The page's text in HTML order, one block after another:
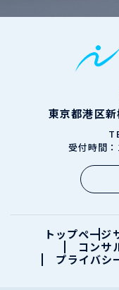
東京都港区
受付時間
トップページ
コンサ
プライバシ